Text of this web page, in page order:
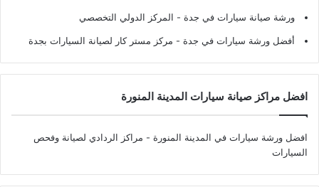
ورشة صيانة سيارات في جدة - المركز الدولي التخصصي
أفضل ورشة سيارات في جدة - مركز مستر كار لصيانة السيارات بجدة
افضل مراكز صيانة سيارات المدينة المنورة
افضل ورشة سيارات في المدينة المنورة - مراكز الردادي لصيانة وفحص
السيارات